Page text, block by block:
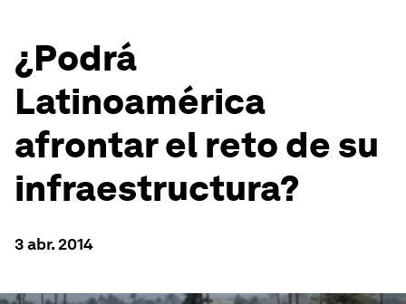
¿Podrá
Latinoamérica
afrontar el reto de su
infraestructura?
3 abr. 2014